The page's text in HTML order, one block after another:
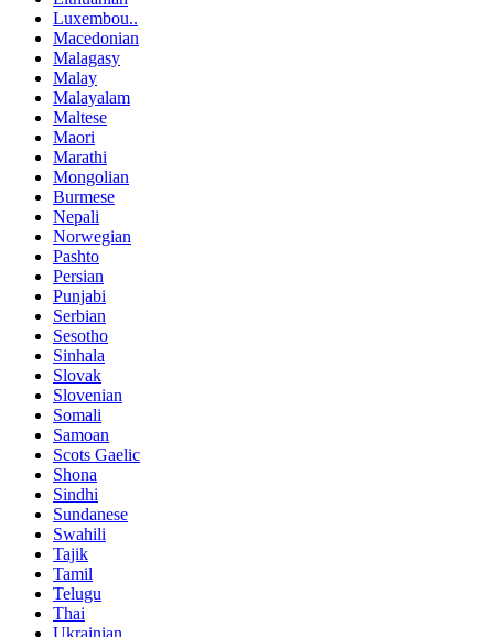
Luxembou..
Macedonian
Malagasy
Malay
Malayalam
Maltese
Maori
Marathi
Mongolian
Burmese
Nepali
Norwegian
Pashto
Persian
Punjabi
Serbian
Sesotho
Sinhala
Slovak
Slovenian
Somali
Samoan
Scots Gaelic
Shona
Sindhi
Sundanese
Swahili
Tajik
Tamil
Telugu
Thai
Ukrainian